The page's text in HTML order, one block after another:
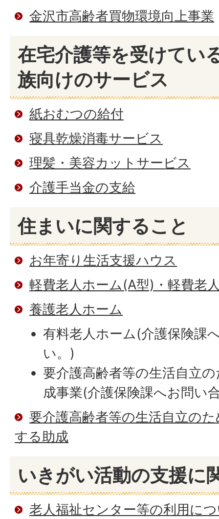
金沢市高齢者買物環境向上事業
在宅介護等を受けてい
族向けのサービス
紙おむつの給付
寝具乾燥消毒サービス
理髪・美容カットサービス
介護手当金の支給
住まいに関すること
お年寄り生活支援ハウス
軽費老人ホーム(A型)・軽費老
養護老人ホーム
有料老人ホーム(介護保険課
い。)
要介護高齢者等の生活自立
成事業(介護保険課へお問い
要介護高齢者等の生活自立の
する助成
いきがい活動の支援に
老人福祉センター等の利用に